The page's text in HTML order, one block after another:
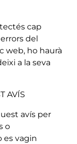
cap
del
web, ho haurà
a la seva
AVÍS
avís per
o
es vagin